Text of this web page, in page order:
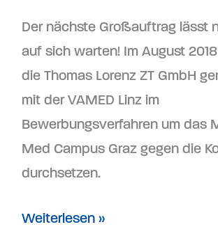
Der nächste Großauftrag lässt
auf sich warten! Im August
die Thomas Lorenz ZT GmbH
mit der VAMED Linz im
Bewerbungsverfahren um das
Med Campus Graz gegen die
durchsetzen.
Weiterlesen »